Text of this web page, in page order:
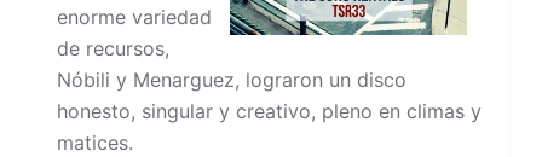
enorme variedad
de recursos,
Nóbili y Menarguez, lograron un disco
honesto, singular y creativo, pleno en climas y
matices.